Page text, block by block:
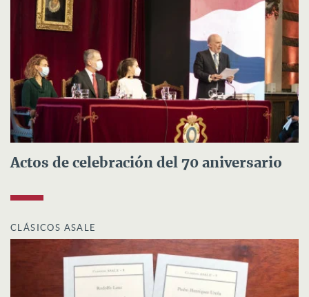
Actos de celebración del 70 aniversario
CLÁSICOS ASALE